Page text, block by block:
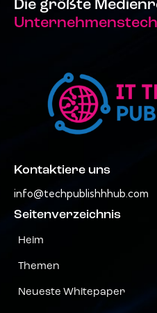
Die größte
Kontaktiere uns
info@techpublishhhub.com
Seitenverzeichnis
Heim
Themen
Neueste Whitepaper